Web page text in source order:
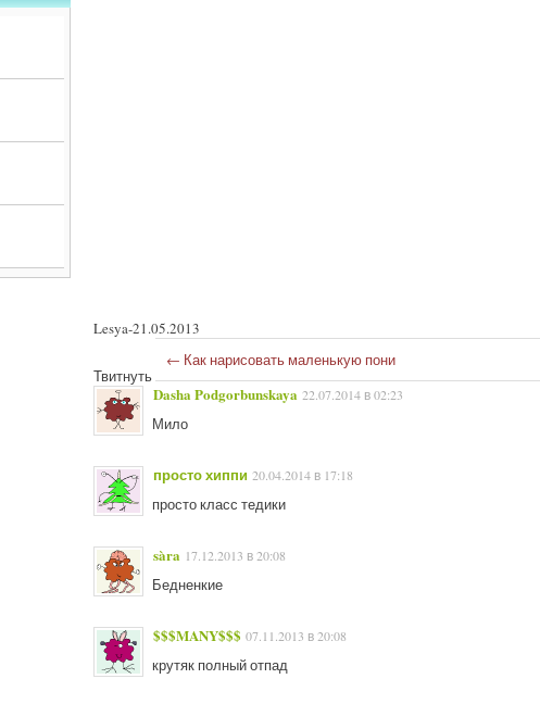
Lesya-21.05.2013
Твитнуть
← Как нарисовать маленькую пони
Dasha Podgorbunskaya 22.07.2014 в 02:23
Мило
просто хиппи 20.04.2014 в 17:18
просто класс тедики
sàra 17.12.2013 в 20:08
Бедненкие
$$$MANY$$$ 07.11.2013 в 20:08
крутяк полный отпад